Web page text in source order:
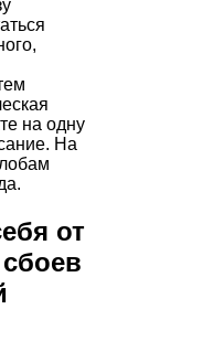
на одну
На
от